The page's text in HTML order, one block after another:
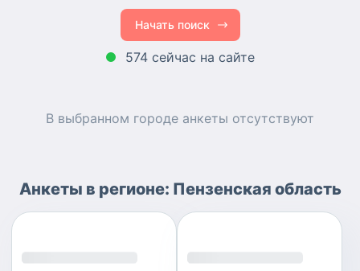
Начать поиск
574 сейчас на сайте
В выбранном городе анкеты отсутствуют
Анкеты в регионе: Пензенская область